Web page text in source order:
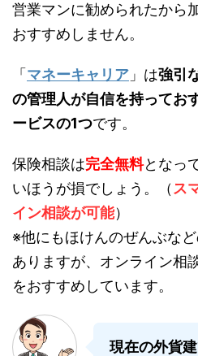
営業マンに勧められたから
おすすめしません。
「 マネーキャリア 」は強引
の管理人が自信を持ってお
ービスの1つです。
保険相談は完全無料となっ
いほうが損でしょう。（ ス
イン相談が可能）
※他にもほけんのぜんぶな
ありますが、オンライン相
をおすすめしています。
現在の外貨